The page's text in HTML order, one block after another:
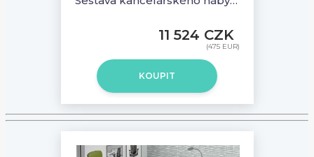
11 524 CZK
(475 EUR)
KOUPIT